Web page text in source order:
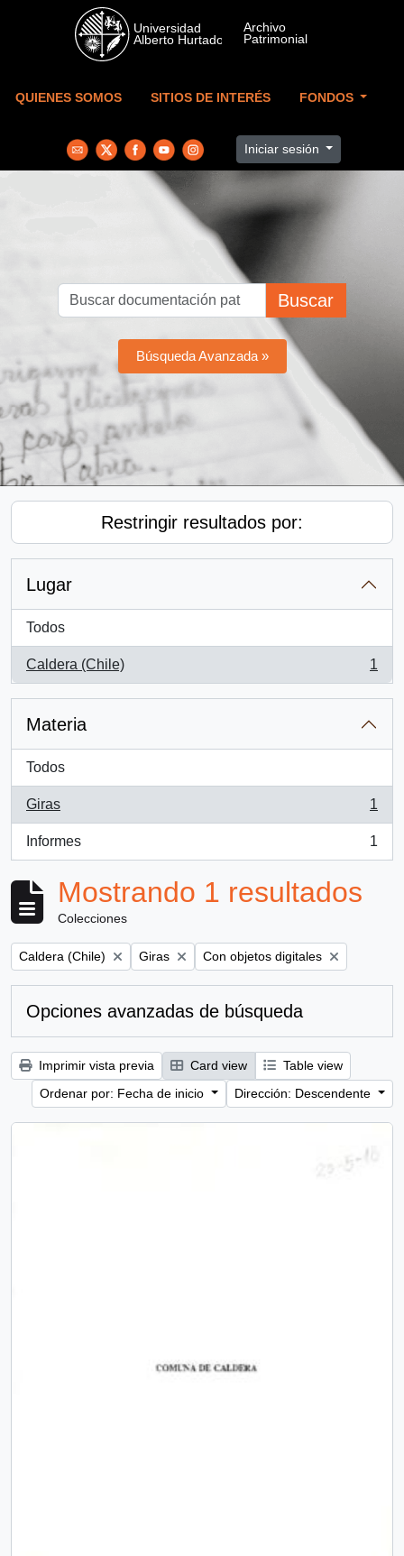
Skip to main content
QUIENES SOMOS SITIOS DE INTERÉS FONDOS
Iniciar sesión
Buscar
Búsqueda Avanzada »
Restringir resultados por:
Lugar
Todos
Caldera (Chile)
, 1 resultados
1
Materia
Todos
Giras
, 1 resultados
1
Informes
, 1 resultados
1
Mostrando 1 resultados
Colecciones
Remove filter:
Caldera (Chile) Remove filter:
Giras Remove filter:
Con objetos digitales
Opciones avanzadas de búsqueda
Imprimir vista previa Card view
Table view
Ordenar por: Fecha de inicio
Dirección: Descendente